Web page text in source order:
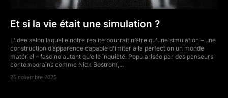
Et si la vie était une simulation ?
L’idée selon laquelle notre réalité pourrait n’être qu’une simulation – une
construction d’apparence capable d’imiter à la perfection un monde
matériel – fascine autant qu’elle inquiète. Popularisée par des penseurs
contemporains comme Nick Bostrom,...
26 novembre 2025